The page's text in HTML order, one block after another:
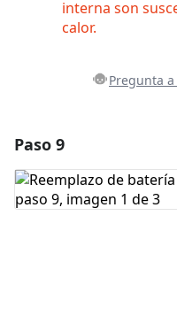
interna son
calor.
Pregunta a
Agregar
Paso 9